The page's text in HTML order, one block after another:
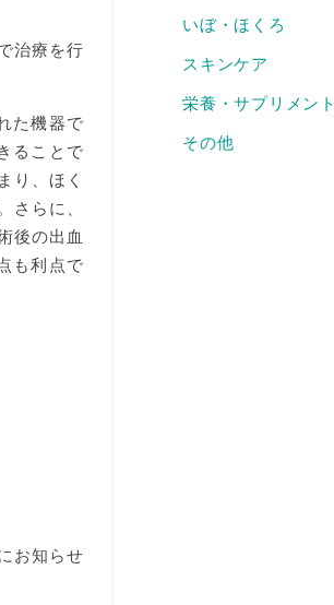
治療を行
た機器で
ることで
り、ほく
らに、
後の出血
も利点で
お知らせ
いぼ・ほくろ
スキンケア
栄養・サプリメント
その他